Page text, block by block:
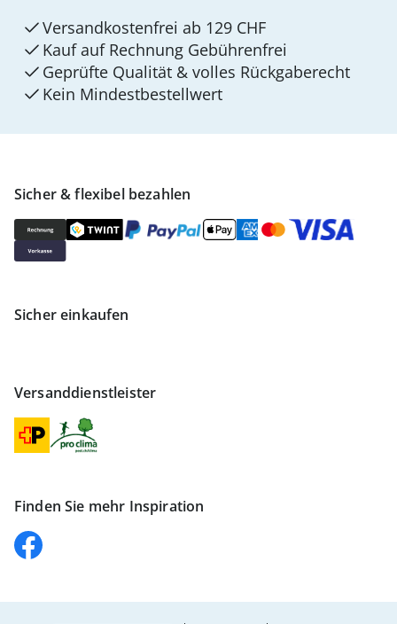
Sicher & flexibel bezahlen
Sicher einkaufen
Versanddienstleister
Finden Sie mehr Inspiration
Versandkostenfrei ab 129 CHF
Kauf auf Rechnung Gebührenfrei
Geprüfte Qualität & volles Rückgaberecht
Kein Mindest­bestellwert